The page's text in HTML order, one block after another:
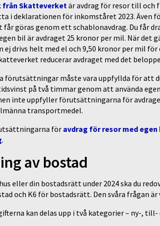
Skatteverketär avdrag för resor till och
i deklarationen för inkomståret 2023.
göras genom ett schablonavdrag. Du får
bil är avdraget 25 kronor per mil. När
ej drivs helt med el och 9,50 kronor per mil
reducerar avdraget med det
förutsättningar måste vara uppfyllda för att
på två timmar genom att använda
inte uppfyller förutsättningarna för
transportmedel.
för avdrag för resor med egen
.
av bostad
eller din bostadsrätt under 2024 ska du
och K6 för bostadsrätt. Den svåra frågan
kan delas upp i två kategorier – ny-,